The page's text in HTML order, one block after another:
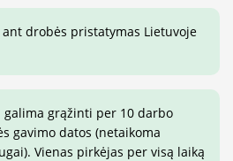
drobės pristatymas Lietuvoje
galima grąžinti per 10 darbo
gavimo datos (netaikoma
Vienas pirkėjas per visą laiką